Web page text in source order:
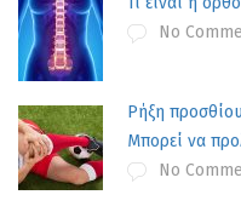
No
Ρήξη
Μπορεί να
No